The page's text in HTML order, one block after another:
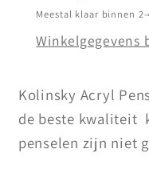
met
dop
met
dop
Meestal klaar binnen 2-
Winkelgegevens
Kolinsky Acryl
de beste kwaliteit
penselen zijn niet